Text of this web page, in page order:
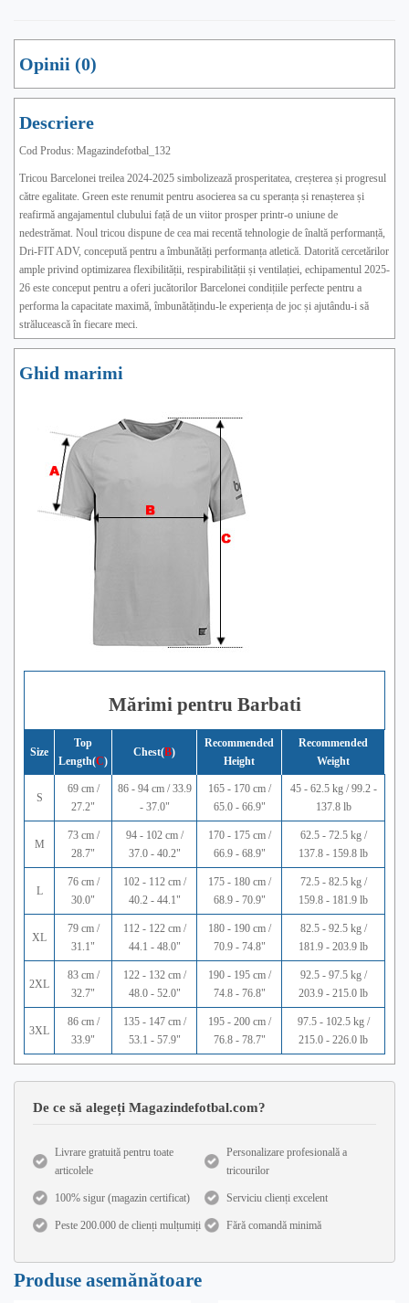
Opinii (0)
Descriere
Cod Produs: Magazindefotbal_132
Tricou Barcelonei treilea 2024-2025 simbolizează prosperitatea, creșterea și progresul
către egalitate. Green este renumit pentru asocierea sa cu speranța și renașterea și
reafirmă angajamentul clubului față de un viitor prosper printr-o uniune de
nedestrămat. Noul tricou dispune de cea mai recentă tehnologie de înaltă performanță,
Dri-FIT ADV, concepută pentru a îmbunătăți performanța atletică. Datorită cercetărilor
ample privind optimizarea flexibilității, respirabilității și ventilației, echipamentul 2025-
26 este conceput pentru a oferi jucătorilor Barcelonei condițiile perfecte pentru a
performa la capacitate maximă, îmbunătățindu-le experiența de joc și ajutându-i să
strălucească în fiecare meci.
Ghid marimi
Mărimi pentru Barbati
Size
Top
Length(C)
Chest(B)
Recommended
Height
Recommended
Weight
S
69 cm /
27.2"
86 - 94 cm / 33.9
- 37.0"
165 - 170 cm /
65.0 - 66.9"
45 - 62.5 kg / 99.2 -
137.8 lb
M
73 cm /
28.7"
94 - 102 cm /
37.0 - 40.2"
170 - 175 cm /
66.9 - 68.9"
62.5 - 72.5 kg /
137.8 - 159.8 lb
L
76 cm /
30.0"
102 - 112 cm /
40.2 - 44.1"
175 - 180 cm /
68.9 - 70.9"
72.5 - 82.5 kg /
159.8 - 181.9 lb
XL
79 cm /
31.1"
112 - 122 cm /
44.1 - 48.0"
180 - 190 cm /
70.9 - 74.8"
82.5 - 92.5 kg /
181.9 - 203.9 lb
2XL
83 cm /
32.7"
122 - 132 cm /
48.0 - 52.0"
190 - 195 cm /
74.8 - 76.8"
92.5 - 97.5 kg /
203.9 - 215.0 lb
3XL
86 cm /
33.9"
135 - 147 cm /
53.1 - 57.9"
195 - 200 cm /
76.8 - 78.7"
97.5 - 102.5 kg /
215.0 - 226.0 lb
De ce să alegeți Magazindefotbal.com?
Livrare gratuită pentru toate
articolele
100% sigur (magazin certificat)
Peste 200.000 de clienți mulțumiți
Personalizare profesională a
tricourilor
Serviciu clienți excelent
Fără comandă minimă
Produse asemănătoare